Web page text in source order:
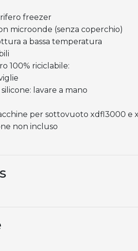
freezer
microonde (senza coperchio)
a bassa temperatura
100% riciclabile:
lavare a mano
per sottovuoto xdfl3000 e
non incluso